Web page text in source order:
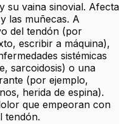
su vaina sinovial. Afecta
las muñecas. A
del tendón (por
escribir a máquina),
sistémicas
sarcoidosis) o una
(por ejemplo,
herida de espina).
que empeoran con
tendón.